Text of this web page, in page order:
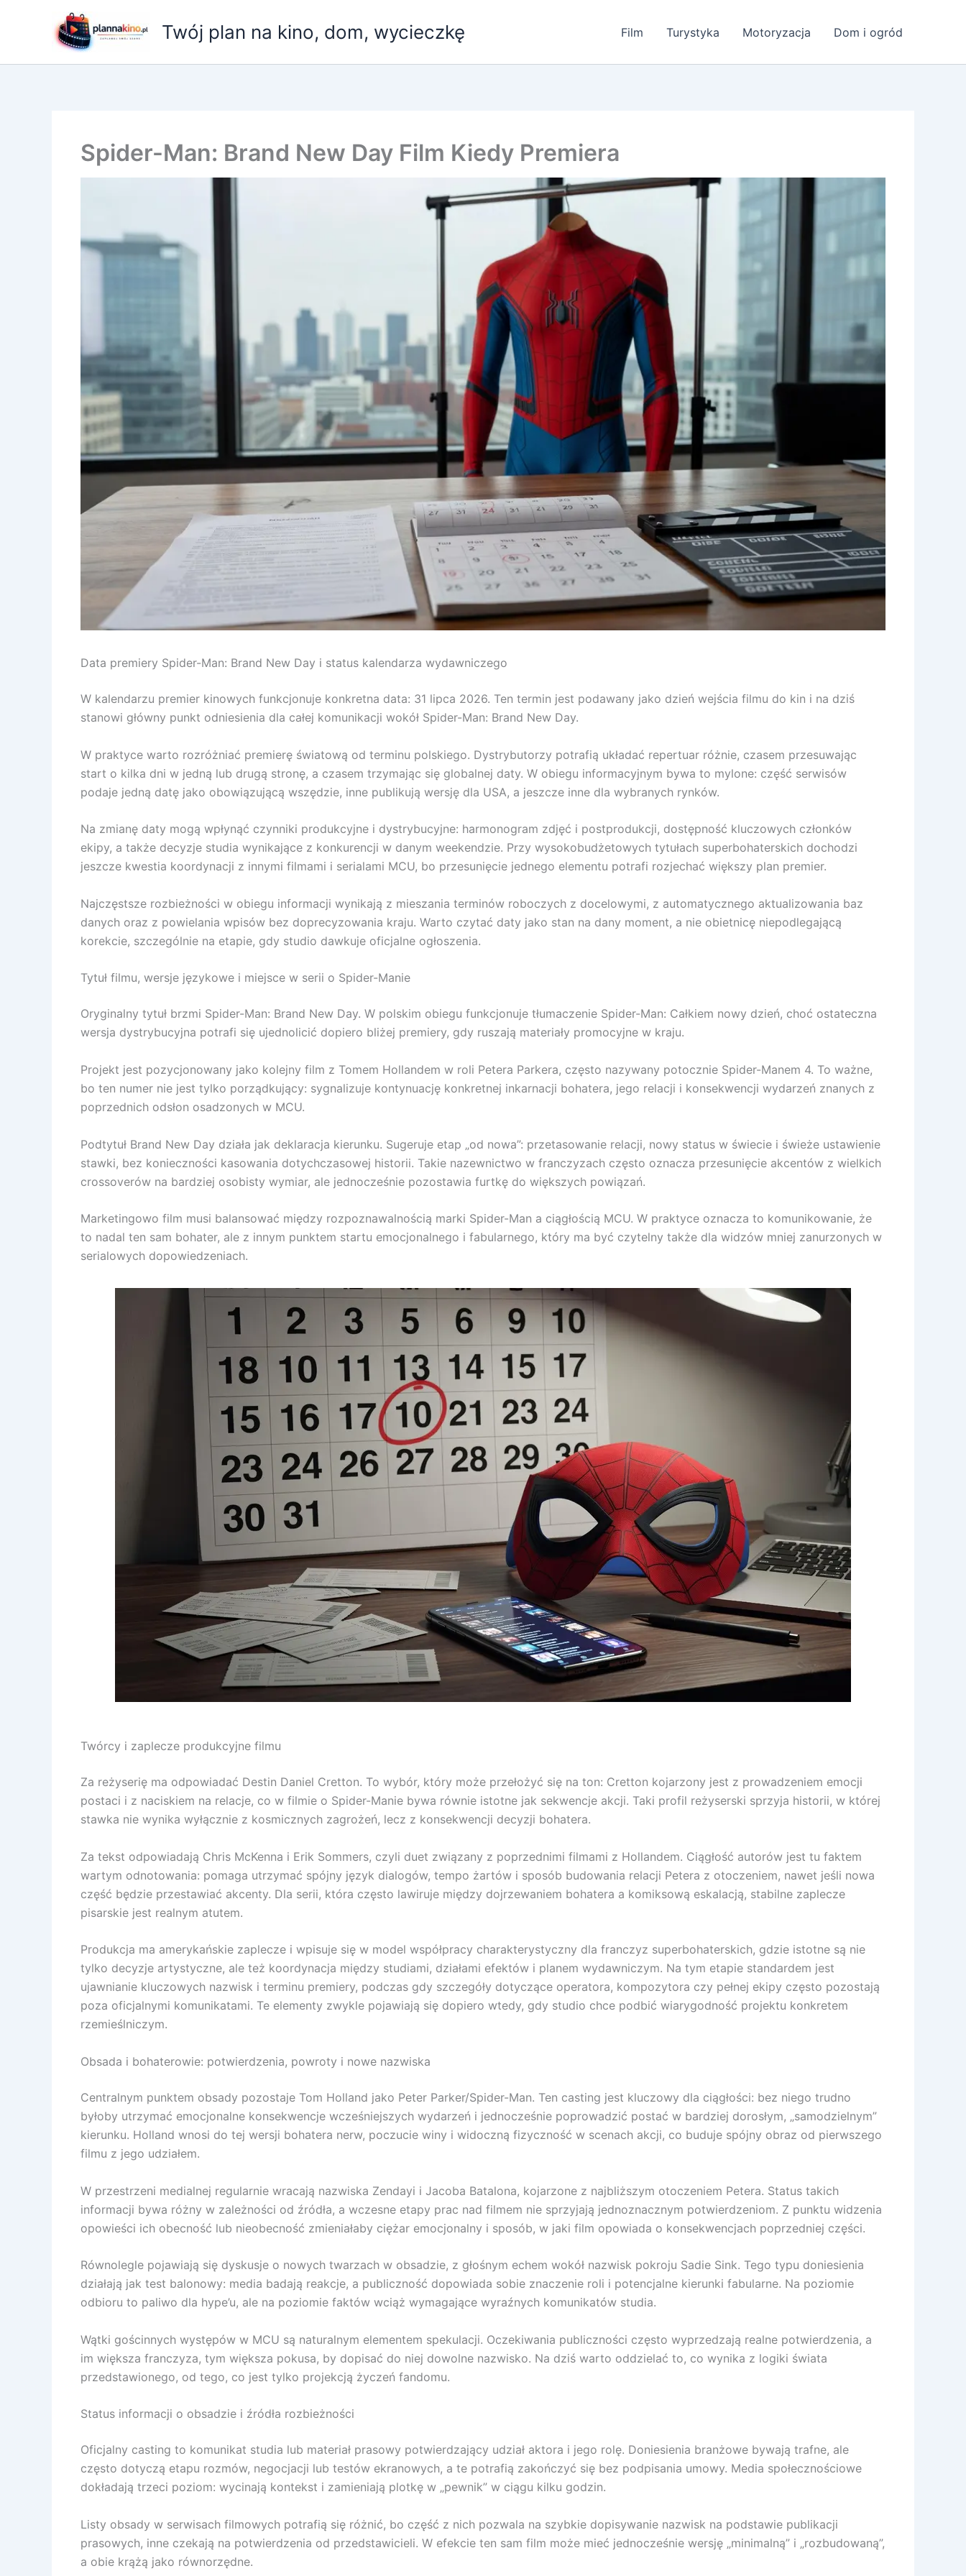
Twój plan na kino, dom, wycieczkę Film Turystyka Motoryzacja Dom i ogród
Spider-Man: Brand New Day Film Kiedy Premiera
Data premiery Spider-Man: Brand New Day i status kalendarza wydawniczego
W kalendarzu premier kinowych funkcjonuje konkretna data: 31 lipca 2026. Ten termin jest podawany jako dzień wejścia filmu do kin i na dziś
stanowi główny punkt odniesienia dla całej komunikacji wokół Spider-Man: Brand New Day.
W praktyce warto rozróżniać premierę światową od terminu polskiego. Dystrybutorzy potrafią układać repertuar różnie, czasem przesuwając
start o kilka dni w jedną lub drugą stronę, a czasem trzymając się globalnej daty. W obiegu informacyjnym bywa to mylone: część serwisów
podaje jedną datę jako obowiązującą wszędzie, inne publikują wersję dla USA, a jeszcze inne dla wybranych rynków.
Na zmianę daty mogą wpłynąć czynniki produkcyjne i dystrybucyjne: harmonogram zdjęć i postprodukcji, dostępność kluczowych członków
ekipy, a także decyzje studia wynikające z konkurencji w danym weekendzie. Przy wysokobudżetowych tytułach superbohaterskich dochodzi
jeszcze kwestia koordynacji z innymi filmami i serialami MCU, bo przesunięcie jednego elementu potrafi rozjechać większy plan premier.
Najczęstsze rozbieżności w obiegu informacji wynikają z mieszania terminów roboczych z docelowymi, z automatycznego aktualizowania baz
danych oraz z powielania wpisów bez doprecyzowania kraju. Warto czytać daty jako stan na dany moment, a nie obietnicę niepodlegającą
korekcie, szczególnie na etapie, gdy studio dawkuje oficjalne ogłoszenia.
Tytuł filmu, wersje językowe i miejsce w serii o Spider-Manie
Oryginalny tytuł brzmi Spider-Man: Brand New Day. W polskim obiegu funkcjonuje tłumaczenie Spider-Man: Całkiem nowy dzień, choć ostateczna
wersja dystrybucyjna potrafi się ujednolicić dopiero bliżej premiery, gdy ruszają materiały promocyjne w kraju.
Projekt jest pozycjonowany jako kolejny film z Tomem Hollandem w roli Petera Parkera, często nazywany potocznie Spider-Manem 4. To ważne,
bo ten numer nie jest tylko porządkujący: sygnalizuje kontynuację konkretnej inkarnacji bohatera, jego relacji i konsekwencji wydarzeń znanych z
poprzednich odsłon osadzonych w MCU.
Podtytuł Brand New Day działa jak deklaracja kierunku. Sugeruje etap „od nowa”: przetasowanie relacji, nowy status w świecie i świeże ustawienie
stawki, bez konieczności kasowania dotychczasowej historii. Takie nazewnictwo w franczyzach często oznacza przesunięcie akcentów z wielkich
crossoverów na bardziej osobisty wymiar, ale jednocześnie pozostawia furtkę do większych powiązań.
Marketingowo film musi balansować między rozpoznawalnością marki Spider-Man a ciągłością MCU. W praktyce oznacza to komunikowanie, że
to nadal ten sam bohater, ale z innym punktem startu emocjonalnego i fabularnego, który ma być czytelny także dla widzów mniej zanurzonych w
serialowych dopowiedzeniach.
Twórcy i zaplecze produkcyjne filmu
Za reżyserię ma odpowiadać Destin Daniel Cretton. To wybór, który może przełożyć się na ton: Cretton kojarzony jest z prowadzeniem emocji
postaci i z naciskiem na relacje, co w filmie o Spider-Manie bywa równie istotne jak sekwencje akcji. Taki profil reżyserski sprzyja historii, w której
stawka nie wynika wyłącznie z kosmicznych zagrożeń, lecz z konsekwencji decyzji bohatera.
Za tekst odpowiadają Chris McKenna i Erik Sommers, czyli duet związany z poprzednimi filmami z Hollandem. Ciągłość autorów jest tu faktem
wartym odnotowania: pomaga utrzymać spójny język dialogów, tempo żartów i sposób budowania relacji Petera z otoczeniem, nawet jeśli nowa
część będzie przestawiać akcenty. Dla serii, która często lawiruje między dojrzewaniem bohatera a komiksową eskalacją, stabilne zaplecze
pisarskie jest realnym atutem.
Produkcja ma amerykańskie zaplecze i wpisuje się w model współpracy charakterystyczny dla franczyz superbohaterskich, gdzie istotne są nie
tylko decyzje artystyczne, ale też koordynacja między studiami, działami efektów i planem wydawniczym. Na tym etapie standardem jest
ujawnianie kluczowych nazwisk i terminu premiery, podczas gdy szczegóły dotyczące operatora, kompozytora czy pełnej ekipy często pozostają
poza oficjalnymi komunikatami. Te elementy zwykle pojawiają się dopiero wtedy, gdy studio chce podbić wiarygodność projektu konkretem
rzemieślniczym.
Obsada i bohaterowie: potwierdzenia, powroty i nowe nazwiska
Centralnym punktem obsady pozostaje Tom Holland jako Peter Parker/Spider-Man. Ten casting jest kluczowy dla ciągłości: bez niego trudno
byłoby utrzymać emocjonalne konsekwencje wcześniejszych wydarzeń i jednocześnie poprowadzić postać w bardziej dorosłym, „samodzielnym”
kierunku. Holland wnosi do tej wersji bohatera nerw, poczucie winy i widoczną fizyczność w scenach akcji, co buduje spójny obraz od pierwszego
filmu z jego udziałem.
W przestrzeni medialnej regularnie wracają nazwiska Zendayi i Jacoba Batalona, kojarzone z najbliższym otoczeniem Petera. Status takich
informacji bywa różny w zależności od źródła, a wczesne etapy prac nad filmem nie sprzyjają jednoznacznym potwierdzeniom. Z punktu widzenia
opowieści ich obecność lub nieobecność zmieniałaby ciężar emocjonalny i sposób, w jaki film opowiada o konsekwencjach poprzedniej części.
Równolegle pojawiają się dyskusje o nowych twarzach w obsadzie, z głośnym echem wokół nazwisk pokroju Sadie Sink. Tego typu doniesienia
działają jak test balonowy: media badają reakcje, a publiczność dopowiada sobie znaczenie roli i potencjalne kierunki fabularne. Na poziomie
odbioru to paliwo dla hype’u, ale na poziomie faktów wciąż wymagające wyraźnych komunikatów studia.
Wątki gościnnych występów w MCU są naturalnym elementem spekulacji. Oczekiwania publiczności często wyprzedzają realne potwierdzenia, a
im większa franczyza, tym większa pokusa, by dopisać do niej dowolne nazwisko. Na dziś warto oddzielać to, co wynika z logiki świata
przedstawionego, od tego, co jest tylko projekcją życzeń fandomu.
Status informacji o obsadzie i źródła rozbieżności
Oficjalny casting to komunikat studia lub materiał prasowy potwierdzający udział aktora i jego rolę. Doniesienia branżowe bywają trafne, ale
często dotyczą etapu rozmów, negocjacji lub testów ekranowych, a te potrafią zakończyć się bez podpisania umowy. Media społecznościowe
dokładają trzeci poziom: wycinają kontekst i zamieniają plotkę w „pewnik” w ciągu kilku godzin.
Listy obsady w serwisach filmowych potrafią się różnić, bo część z nich pozwala na szybkie dopisywanie nazwisk na podstawie publikacji
prasowych, inne czekają na potwierdzenia od przedstawicieli. W efekcie ten sam film może mieć jednocześnie wersję „minimalną” i „rozbudowaną”,
a obie krążą jako równorzędne.